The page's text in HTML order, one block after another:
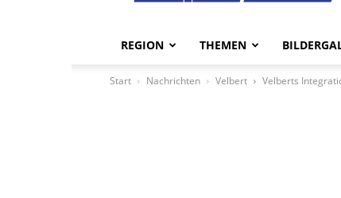
REGION THEMEN
Start Nachrichten Velbert Velberts